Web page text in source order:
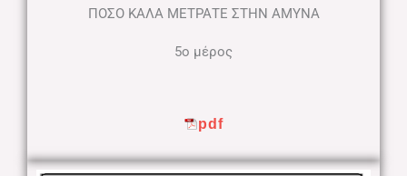
ΠΟΣΟ ΚΑΛΑ ΜΕΤΡΑΤΕ ΣΤΗΝ ΑΜΥΝΑ
5ο μέρος
pdf